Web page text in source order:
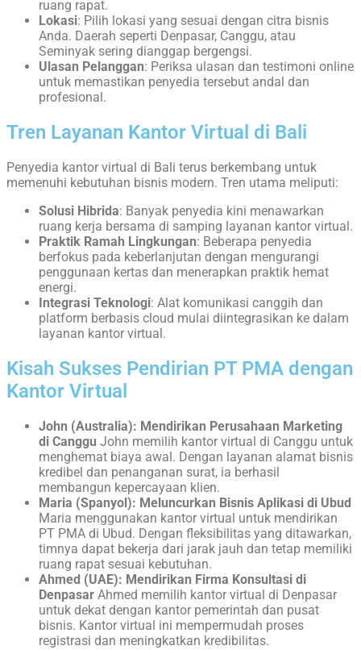
ruang rapat.
Lokasi: Pilih lokasi yang sesuai dengan citra bisnis
Anda. Daerah seperti Denpasar, Canggu, atau
Seminyak sering dianggap bergengsi.
Ulasan Pelanggan: Periksa ulasan dan testimoni online
untuk memastikan penyedia tersebut andal dan
profesional.
Tren Layanan Kantor Virtual di Bali
Penyedia kantor virtual di Bali terus berkembang untuk
memenuhi kebutuhan bisnis modern. Tren utama meliputi:
Solusi Hibrida: Banyak penyedia kini menawarkan
ruang kerja bersama di samping layanan kantor virtual.
Praktik Ramah Lingkungan: Beberapa penyedia
berfokus pada keberlanjutan dengan mengurangi
penggunaan kertas dan menerapkan praktik hemat
energi.
Integrasi Teknologi: Alat komunikasi canggih dan
platform berbasis cloud mulai diintegrasikan ke dalam
layanan kantor virtual.
Kisah Sukses Pendirian PT PMA dengan
Kantor Virtual
John (Australia): Mendirikan Perusahaan Marketing
di Canggu John memilih kantor virtual di Canggu untuk
menghemat biaya awal. Dengan layanan alamat bisnis
kredibel dan penanganan surat, ia berhasil
membangun kepercayaan klien.
Maria (Spanyol): Meluncurkan Bisnis Aplikasi di Ubud
Maria menggunakan kantor virtual untuk mendirikan
PT PMA di Ubud. Dengan fleksibilitas yang ditawarkan,
timnya dapat bekerja dari jarak jauh dan tetap memiliki
ruang rapat sesuai kebutuhan.
Ahmed (UAE): Mendirikan Firma Konsultasi di
Denpasar Ahmed memilih kantor virtual di Denpasar
untuk dekat dengan kantor pemerintah dan pusat
bisnis. Kantor virtual ini mempermudah proses
registrasi dan meningkatkan kredibilitas.